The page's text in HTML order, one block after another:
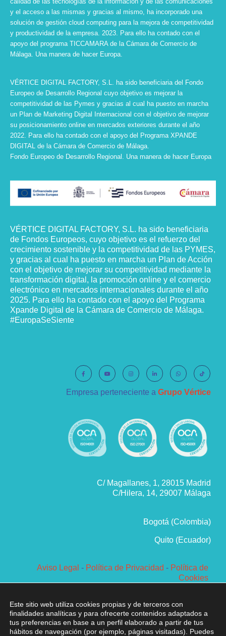
y el acceso a las mismas y gracias al mismo, ha incorporado una
solución de gestión cloud computing para la mejora de competitividad
y productividad de la empresa. 2023. Para ello ha contado con el
apoyo del programa TICCAMARA de la Cámara de Comercio de
Málaga. Una manera de hacer Europa.
VÉRTICE DIGITAL FACTORY, S.L. ha sido beneficiaria del Fondo
Europeo de Desarrollo Regional cuyo objetivo es mejorar la
competitividad de las Pymes y gracias al cual ha puesto en marcha
un Plan de Marketing Digital Internacional con el objetivo de mejorar
su posicionamiento online en mercados exteriores durante el año
2022. Para ello ha contado con el apoyo del Programa XPANDE
DIGITAL de la Cámara de Comercio de Málaga.
Fondo Europeo de Desarrollo Regional. Una manera de hacer Europa
VÉRTICE DIGITAL FACTORY, S.L. ha sido beneficiaria
de Fondos Europeos, cuyo objetivo es el refuerzo del
crecimiento sostenible y la competitividad de las PYMES,
y gracias al cual ha puesto en marcha un Plan de Acción
con el objetivo de mejorar su competitividad mediante la
transformación digital, la promoción online y el comercio
electrónico en mercados internacionales durante el año
2025. Para ello ha contado con el apoyo del Programa
Xpande Digital de la Cámara de Comercio de Málaga.
#EuropaSeSiente
Empresa perteneciente a Grupo Vértice
C/ Magallanes, 1, 28015 Madrid
C/Hilera, 14, 29007 Málaga
Bogotá (Colombia)
Quito (Ecuador)
Aviso Legal - Política de Privacidad - Política de
Cookies
reservados
Este sitio web utiliza cookies propias y de terceros con
finalidades analíticas y para ofrecerte contenidos adaptados a
tus preferencias en base a un perfil elaborado a partir de tus
hábitos de navegación (por ejemplo, páginas visitadas). Puedes